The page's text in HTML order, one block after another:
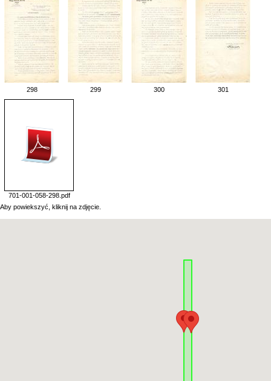
298 299 300 301
701-001-058-298.pdf
Aby powiekszyć, kliknij na zdjęcie.